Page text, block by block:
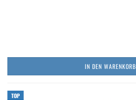
IN DEN WARENKORB
TOP